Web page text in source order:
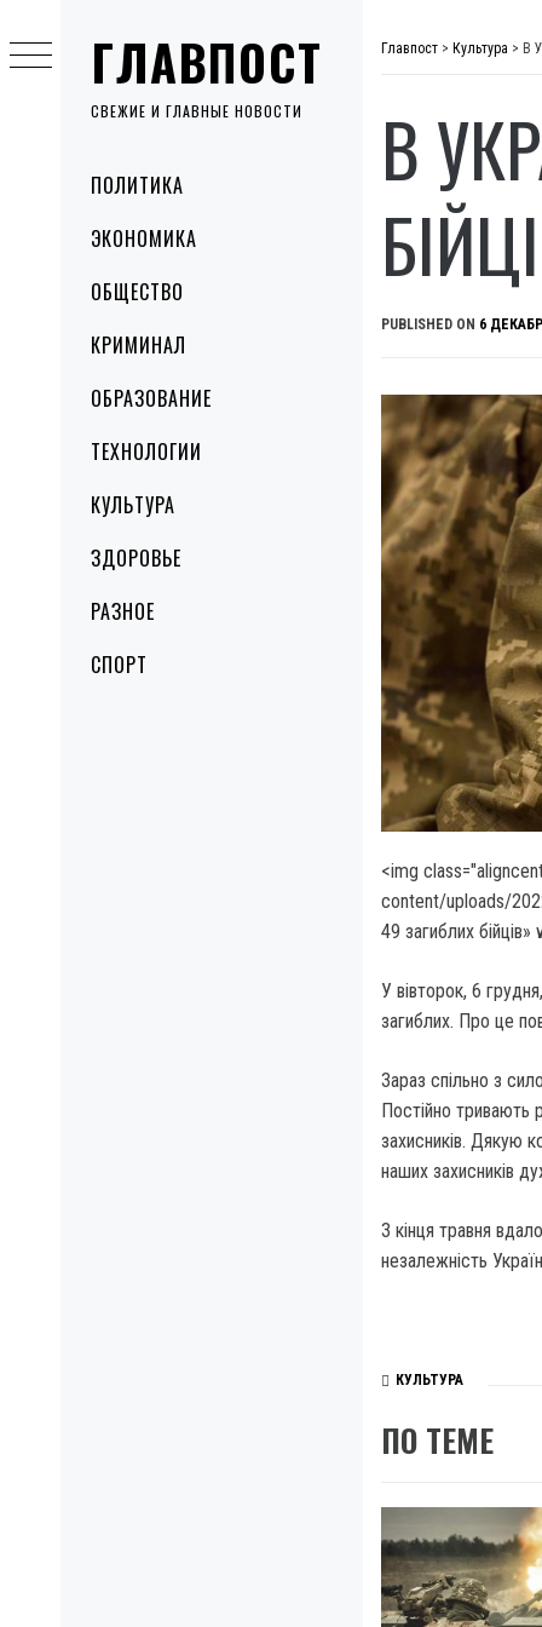
ГЛАВПОСТ
СВЕЖИЕ И ГЛАВНЫЕ НОВОСТИ
MenuПОЛИТИКА
ЭКОНОМИКА
ОБЩЕСТВО
КРИМИНАЛ
ОБРАЗОВАНИЕ
ТЕХНОЛОГИИ
КУЛЬТУРА
ЗДОРОВЬЕ
РАЗНОЕ
СПОРТ
to
content
Главпост > Культура > В
В
PUBLISHED ON 6
<img
content/uploads/
49 загиблих
У вівторок, 6
загиблих. Про це
Зараз спільно з
Постійно тривають
захисників. Дякую
наших захисників
З кінця травня
незалежність
КУЛЬТУРА
ПО ТЕМЕ